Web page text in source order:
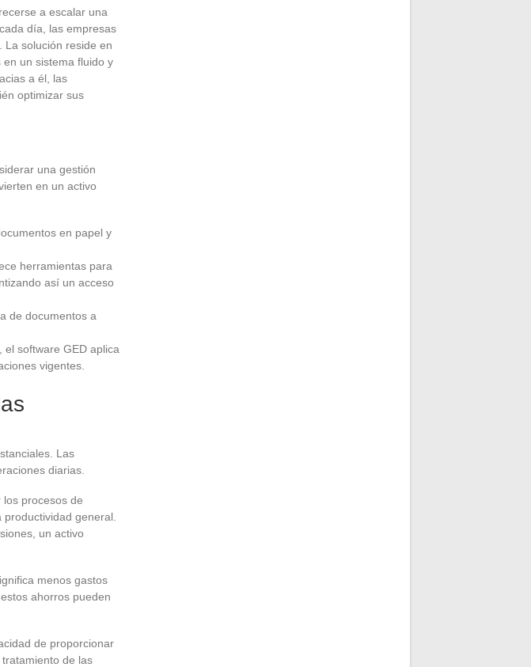
a escalar una
día, las empresas
La solución reside en
un sistema fluido y
a él, las
optimizar sus
una gestión
en un activo
en papel y
herramientas para
así un acceso
de documentos a
el software GED aplica
vigentes.
Las
diarias.
procesos de
general.
un activo
menos gastos
ahorros pueden
de proporcionar
de las